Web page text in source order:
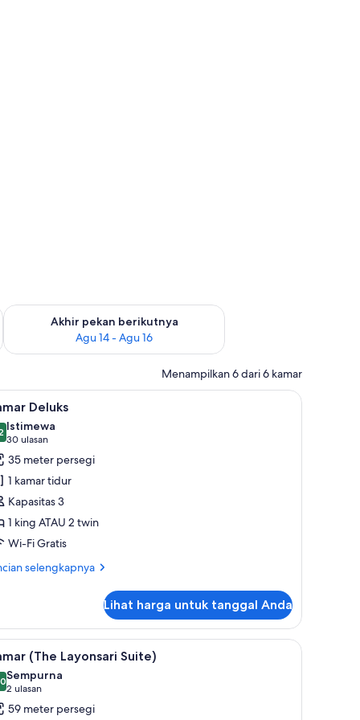
Agu 7 - Agu 9
Akhir pekan berikutnya
Agu 14 - Agu 16
Periksa ketersediaan untuk akhir pekan berikutnya Agu 14 -
Menampilkan 6 dari 6 kamar
meja kerja, dan setrika/meja setrikaKamar Deluks | Minibar, brankas, meja kerja,
8 Deluks
dari 10
Istimewa
30 ulasan
(30
ulasan)
35 meter persegi
1 kamar tidur
Kapasitas 3
1 king ATAU 2 twin
Wi-Fi Gratis
selengkapnya
Lihat harga untuk tanggal Anda
meja setrika Kamar (The Layonsari Suite) | Minibar,
8 (The Layonsari Suite)
dari 10
Sempurna
2 ulasan
(2
ulasan)
59 meter persegi